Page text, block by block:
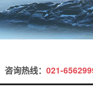
咨询热线： 021-